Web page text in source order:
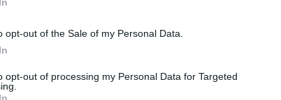
opt-out of the Sale of my Personal Data.
opt-out of processing my Personal Data for Targeted
Metropolitana de Barcelona (SIMMB), que
recorrida en día laborable. Este valor tan
interés del presente estudio sobre los Usuarios